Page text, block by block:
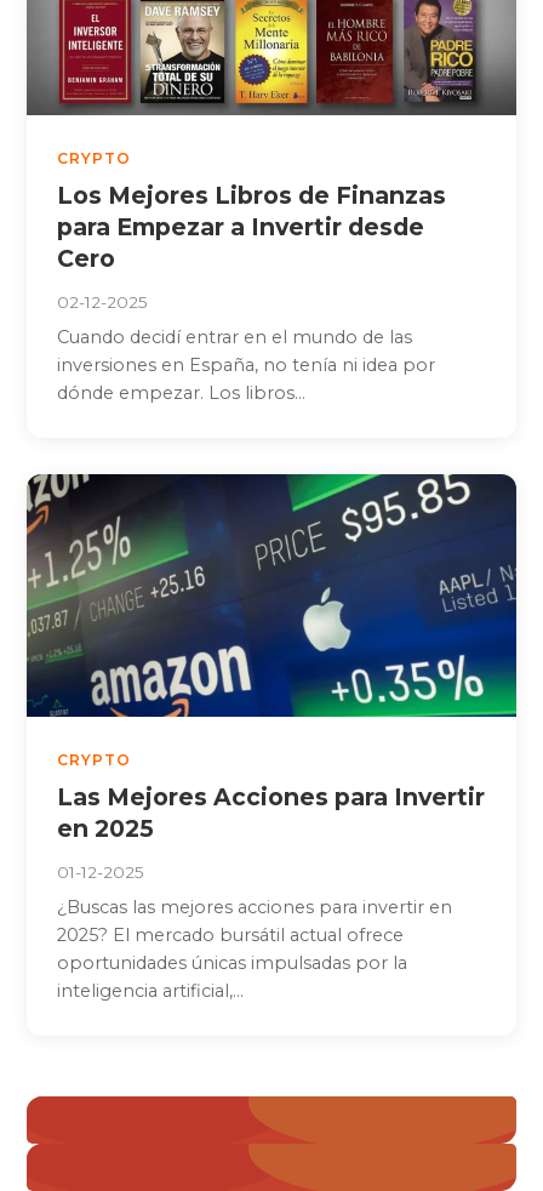
CRYPTO
Los Mejores Libros de Finanzas
para Empezar a Invertir desde
Cero
02-12-2025
Cuando decidí entrar en el mundo de las
inversiones en España, no tenía ni idea por
dónde empezar. Los libros...
CRYPTO
Las Mejores Acciones para Invertir
en 2025
01-12-2025
¿Buscas las mejores acciones para invertir en
2025? El mercado bursátil actual ofrece
oportunidades únicas impulsadas por la
inteligencia artificial,...
Paginación
de
entradas
« Anterior